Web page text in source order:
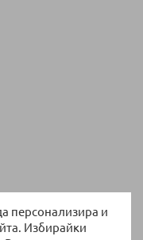
персонализира и
Избирайки